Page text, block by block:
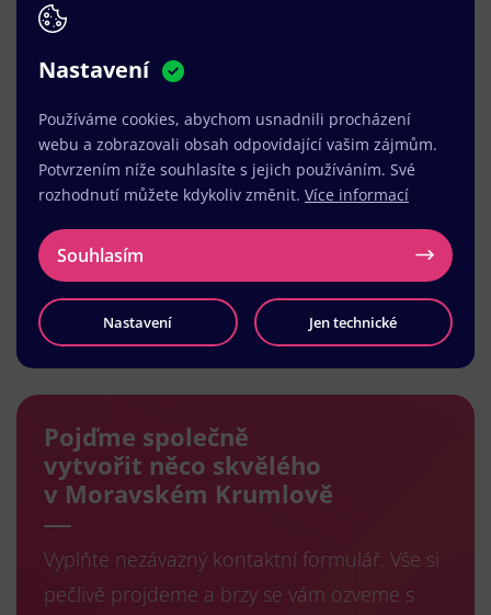
Načíst další
Pojďme společně
vytvořit něco skvělého
v Moravském Krumlově
Vyplňte nezávazný kontaktní formulář. Vše si
pečlivě projdeme a brzy se vám ozveme s
Nastavení
Používáme cookies, abychom usnadnili procházení
webu a zobrazovali obsah odpovídající vašim zájmům.
Potvrzením níže souhlasíte s jejich používáním. Své
rozhodnutí můžete kdykoliv změnit. Více informací
Souhlasím
Nastavení Jen technické